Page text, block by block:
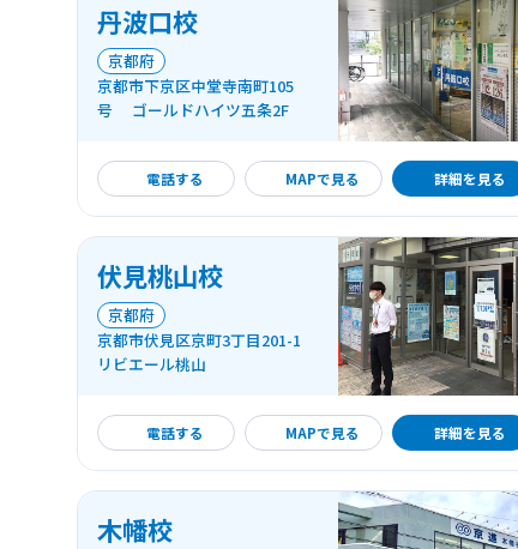
丹波口校
京都府
京都市下京区中堂寺南町105
号 ゴールドハイツ五条2F
電話する MAPで見る
詳細を見る
詳細を見る
伏見桃山校
京都府
京都市伏見区京町3丁目201-1
リビエール桃山
電話する MAPで見る
詳細を見る
詳細を見る
木幡校